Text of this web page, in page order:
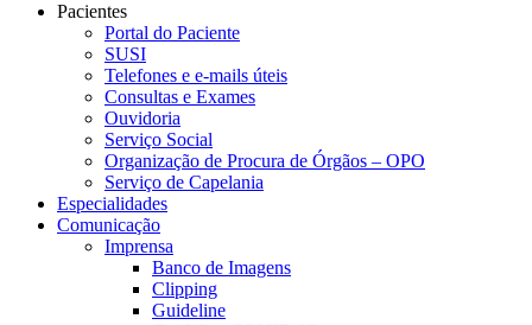
Pacientes
Portal do Paciente
SUSI
Telefones e e-mails úteis
Consultas e Exames
Ouvidoria
Serviço Social
Organização de Procura de Órgãos – OPO
Serviço de Capelania
Especialidades
Comunicação
Imprensa
Banco de Imagens
Clipping
Guideline